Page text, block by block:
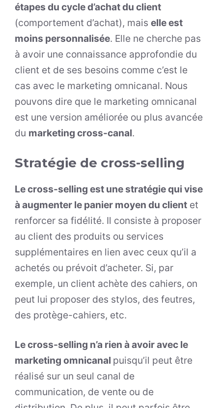
étapes du cycle d’achat du client
(comportement d’achat), mais elle est
moins personnalisée. Elle ne cherche pas
à avoir une connaissance approfondie du
client et de ses besoins comme c’est le
cas avec le marketing omnicanal. Nous
pouvons dire que le marketing omnicanal
est une version améliorée ou plus avancée
du marketing cross-canal.
Stratégie de cross-selling
Le cross-selling est une stratégie qui vise
à augmenter le panier moyen du client et
renforcer sa fidélité. Il consiste à proposer
au client des produits ou services
supplémentaires en lien avec ceux qu’il a
achetés ou prévoit d’acheter. Si, par
exemple, un client achète des cahiers, on
peut lui proposer des stylos, des feutres,
des protège-cahiers, etc.
Le cross-selling n’a rien à avoir avec le
marketing omnicanal puisqu’il peut être
réalisé sur un seul canal de
communication, de vente ou de